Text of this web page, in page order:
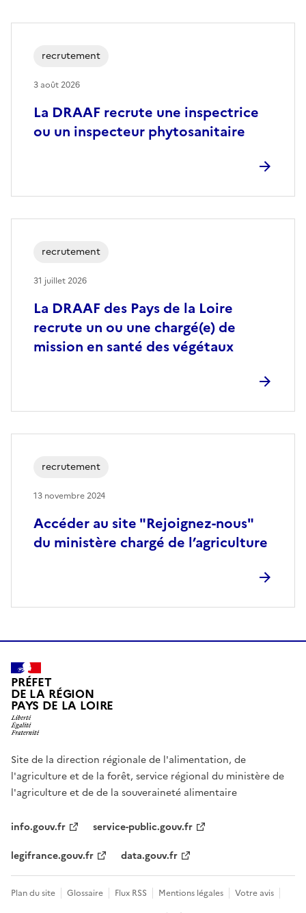
La DRAAF recrute une inspectrice
ou un inspecteur phytosanitaire
recrutement
3 août 2026
La DRAAF des Pays de la Loire
recrute un ou une chargé(e) de
mission en santé des végétaux
recrutement
31 juillet 2026
Accéder au site "Rejoignez-nous"
du ministère chargé de l’agriculture
recrutement
13 novembre 2024
PRÉFET
DE LA RÉGION
PAYS DE LA LOIRE
Site de la direction régionale de l'alimentation, de
l'agriculture et de la forêt, service régional du ministère de
l'agriculture et de de la souveraineté alimentaire
info.gouv.fr
service-public.gouv.fr
legifrance.gouv.fr
data.gouv.fr
Plan du site Glossaire Flux RSS Mentions légales
Votre avis